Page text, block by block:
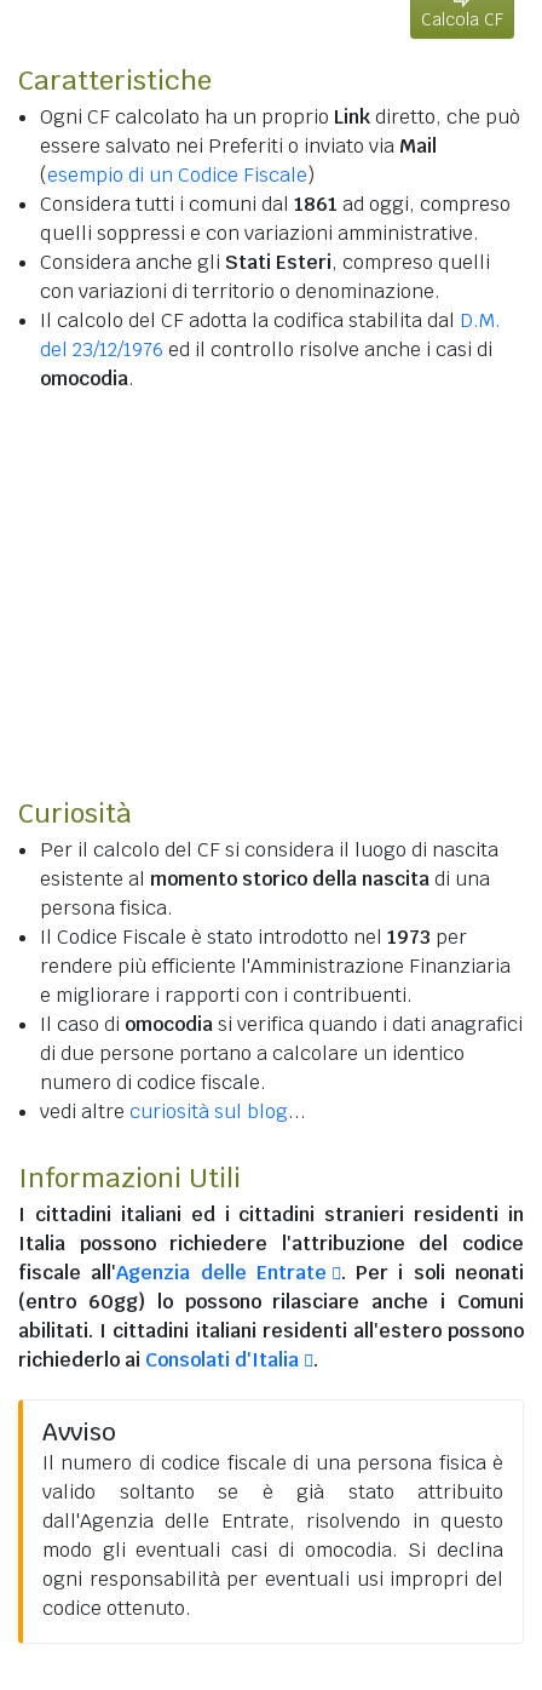
Calcola CF
Caratteristiche
Ogni CF calcolato ha un proprio Linkdiretto, che può
essere salvato nei Preferiti o inviato via Mail
(esempio di un Codice Fiscale)
Considera tutti i comuni dal 1861 ad oggi, compreso
quelli soppressi e con variazioni amministrative.
Considera anche gli Stati Esteri, compreso quelli
con variazioni di territorio o denominazione.
Il calcolo del CF adotta la codifica stabilita dal D.M.
del 23/12/1976 ed il controllo risolve anche i casi di
omocodia.
Curiosità
Per il calcolo del CF si considera il luogo di nascita
esistente al momento storico della nascitadi una
persona fisica.
Il Codice Fiscale è stato introdotto nel 1973 per
rendere più efficiente l'Amministrazione Finanziaria
e migliorare i rapporti con i contribuenti.
Il caso di omocodiasi verifica quando i dati anagrafici
di due persone portano a calcolare un identico
numero di codice fiscale.
vedi altre curiosità sul blog...
Informazioni Utili
I cittadini italiani ed i cittadini stranieri residenti in
Italia possono richiedere l'attribuzione del codice
fiscale all'Agenzia delle Entrate
. Per i soli neonati
(entro 60gg) lo possono rilasciare anche i Comuni
abilitati. I cittadini italiani residenti all'esteropossono
richiederlo ai Consolati d'Italia .
Avviso
Il numero di codice fiscale di una persona fisica è
valido soltanto se è già stato attribuito
dall'Agenzia delle Entrate, risolvendo in questo
modo gli eventuali casi di omocodia. Si declina
ogni responsabilità per eventuali usi impropri del
codice ottenuto.